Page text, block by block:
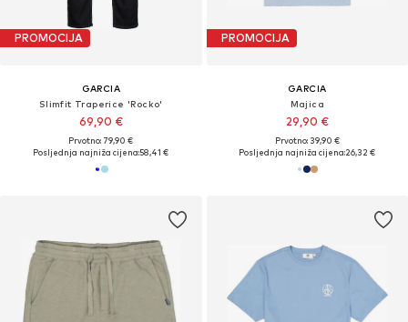
PROMOCIJA
GARCIA
Slimfit Traperice 'Rocko'
69,90 €
Prvotno: 79,90 €
Posljednja najniža cijena:58,41 €
PROMOCIJA
GARCIA
Majica
29,90 €
Prvotno: 39,90 €
Posljednja najniža cijena:26,32 €